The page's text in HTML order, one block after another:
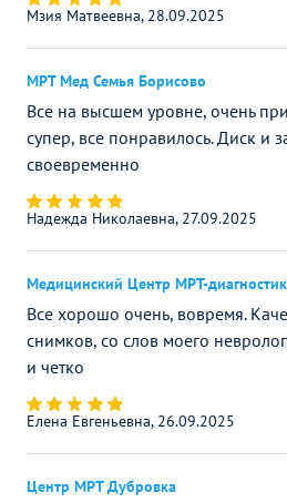
Мзия Матвеевна, 28.09.2025
МРТ Мед Семья Борисово
Все на высшем уровне, очень
супер, все понравилось. Диск и
своевременно
Надежда Николаевна, 27.09.2025
Медицинский Центр МРТ-
Все хорошо очень, вовремя.
снимков, со слов моего
и четко
Елена Евгеньевна, 26.09.2025
Центр МРТ Дубровка